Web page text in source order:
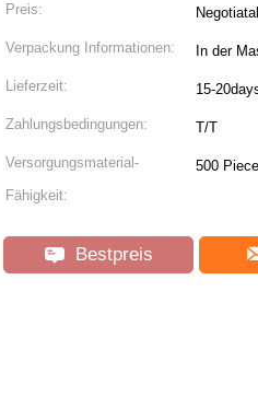
Preis:
Verpackung Informationen: In der
Lieferzeit: 15-
Zahlungsbedingungen: T/T
Versorgungsmaterial-
Fähigkeit:
500
Bestpreis